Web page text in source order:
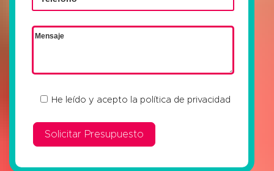
He leído y acepto la política de privacidad